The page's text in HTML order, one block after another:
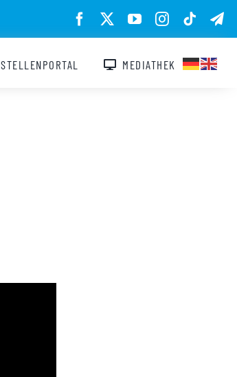
STELLENPORTAL MEDIATHEK